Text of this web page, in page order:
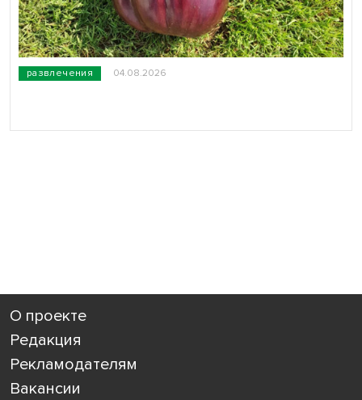
развлечения 04.08.2026
О проекте
Редакция
Рекламодателям
Вакансии